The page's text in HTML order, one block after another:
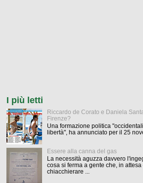
I più letti
Riccardo de Corato e Daniela
Firenze?
Una formazione politica
libertà", ha annunciato per il 25
Essere alla canna del gas
La necessità aguzza davvero
cosa si ferma a gente che, in
chiacchierare ...